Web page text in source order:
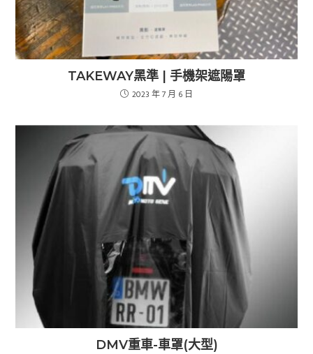
TAKEWAY黑準 | 手機架遮陽罩
2023 年 7 月 6 日
DMV重車-車罩(大型)